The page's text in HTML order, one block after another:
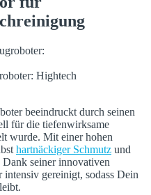
Hightech
beeindruckt durch seinen
für die tiefenwirksame
wurde. Mit einer hohen
hartnäckiger Schmutz und
seiner innovativen
gereinigt, sodass Dein